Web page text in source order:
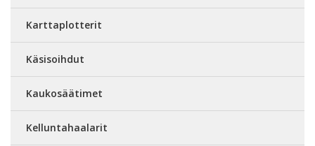
Karttaplotterit
Käsisoihdut
Kaukosäätimet
Kelluntahaalarit